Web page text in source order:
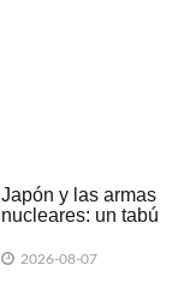
Japón y las armas
nucleares: un tabú
romperse
2026-08-07